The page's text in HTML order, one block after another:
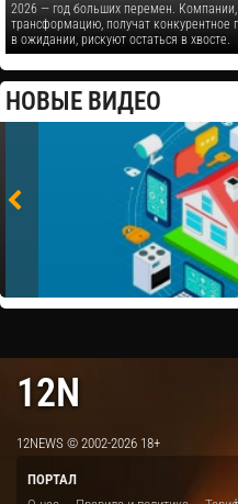
2026 — год больших перемен.
трансформацию, получат конкурентное
в ожидании, рискуют остаться в хвосте.
НОВЫЕ ВИДЕО
12N
12NEWS © 2002-2026 18+
ПОРТАЛ